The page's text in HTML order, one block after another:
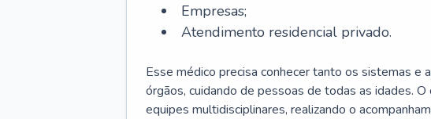
Empresas;
Atendimento residencial privado.
Esse médico precisa conhecer tanto os sistemas e
órgãos, cuidando de pessoas de todas as idades.
equipes multidisciplinares, realizando o